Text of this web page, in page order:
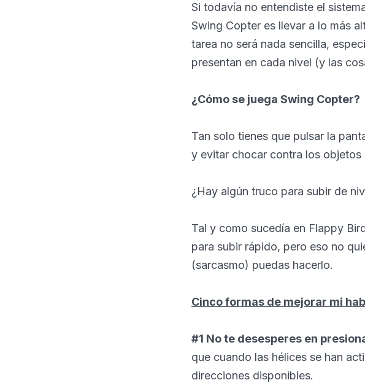
Si todavía no entendiste el
Swing Copter es llevar a lo más
tarea no será nada sencilla,
presentan en cada nivel (y las
¿Cómo se juega Swing Copter?
Tan solo tienes que pulsar la
y evitar chocar contra los
¿Hay algún truco para subir de
Tal y como sucedía en Flappy
para subir rápido, pero eso no
(sarcasmo) puedas hacerlo.
Cinco formas de mejorar mi
#1 No te desesperes en
que cuando las hélices se han
direcciones disponibles.